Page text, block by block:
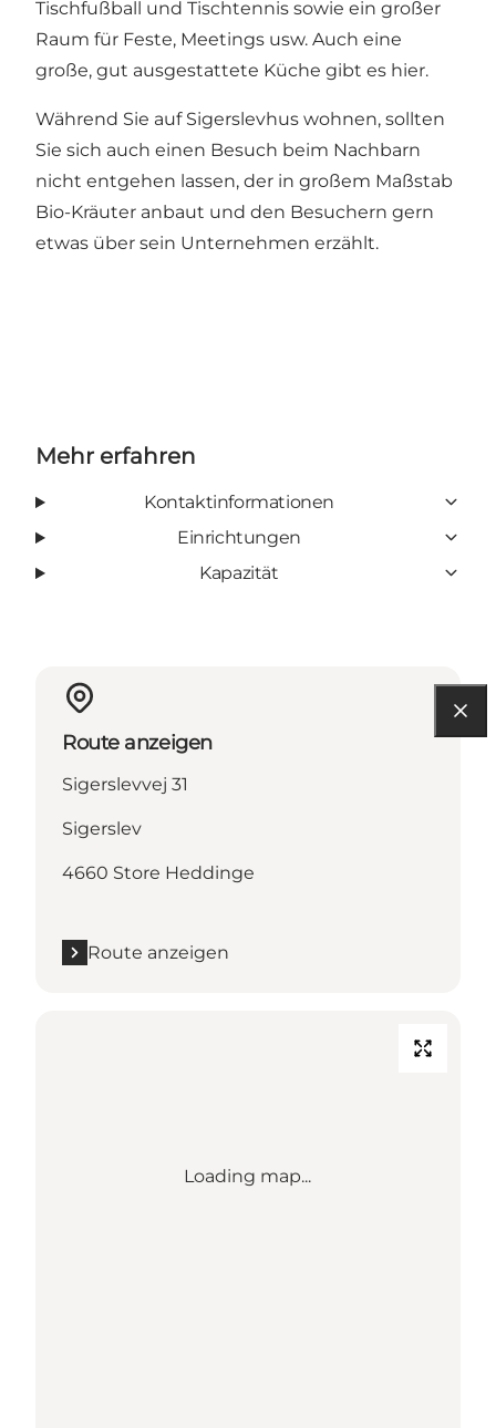
Tischfußball und Tischtennis sowie ein großer
Raum für Feste, Meetings usw. Auch eine
große, gut ausgestattete Küche gibt es hier.
Während Sie auf Sigerslevhus wohnen, sollten
Sie sich auch einen Besuch beim Nachbarn
nicht entgehen lassen, der in großem Maßstab
Bio-Kräuter anbaut und den Besuchern gern
etwas über sein Unternehmen erzählt.
Mehr erfahren
Kontaktinformationen
Einrichtungen
Kapazität
Route anzeigen
Sigerslevvej 31
Sigerslev
4660 Store Heddinge
Route anzeigen
Loading map...